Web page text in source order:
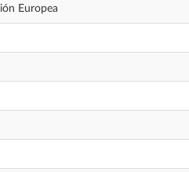
Europea